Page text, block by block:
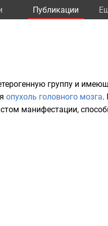
Публикации
группу и
опухоль головного мозга.
манифестации,